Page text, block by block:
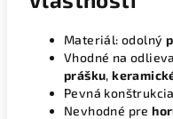
Materiál: odolný
Vhodné na
prášku,
Pevná
Nevhodné pre